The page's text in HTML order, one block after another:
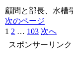
顧問と部長、水槽
次のページ
1 2 … 103 次へ
スポンサーリンク